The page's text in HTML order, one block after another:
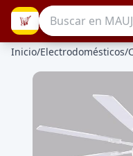
Inicio/Electrodomésticos/